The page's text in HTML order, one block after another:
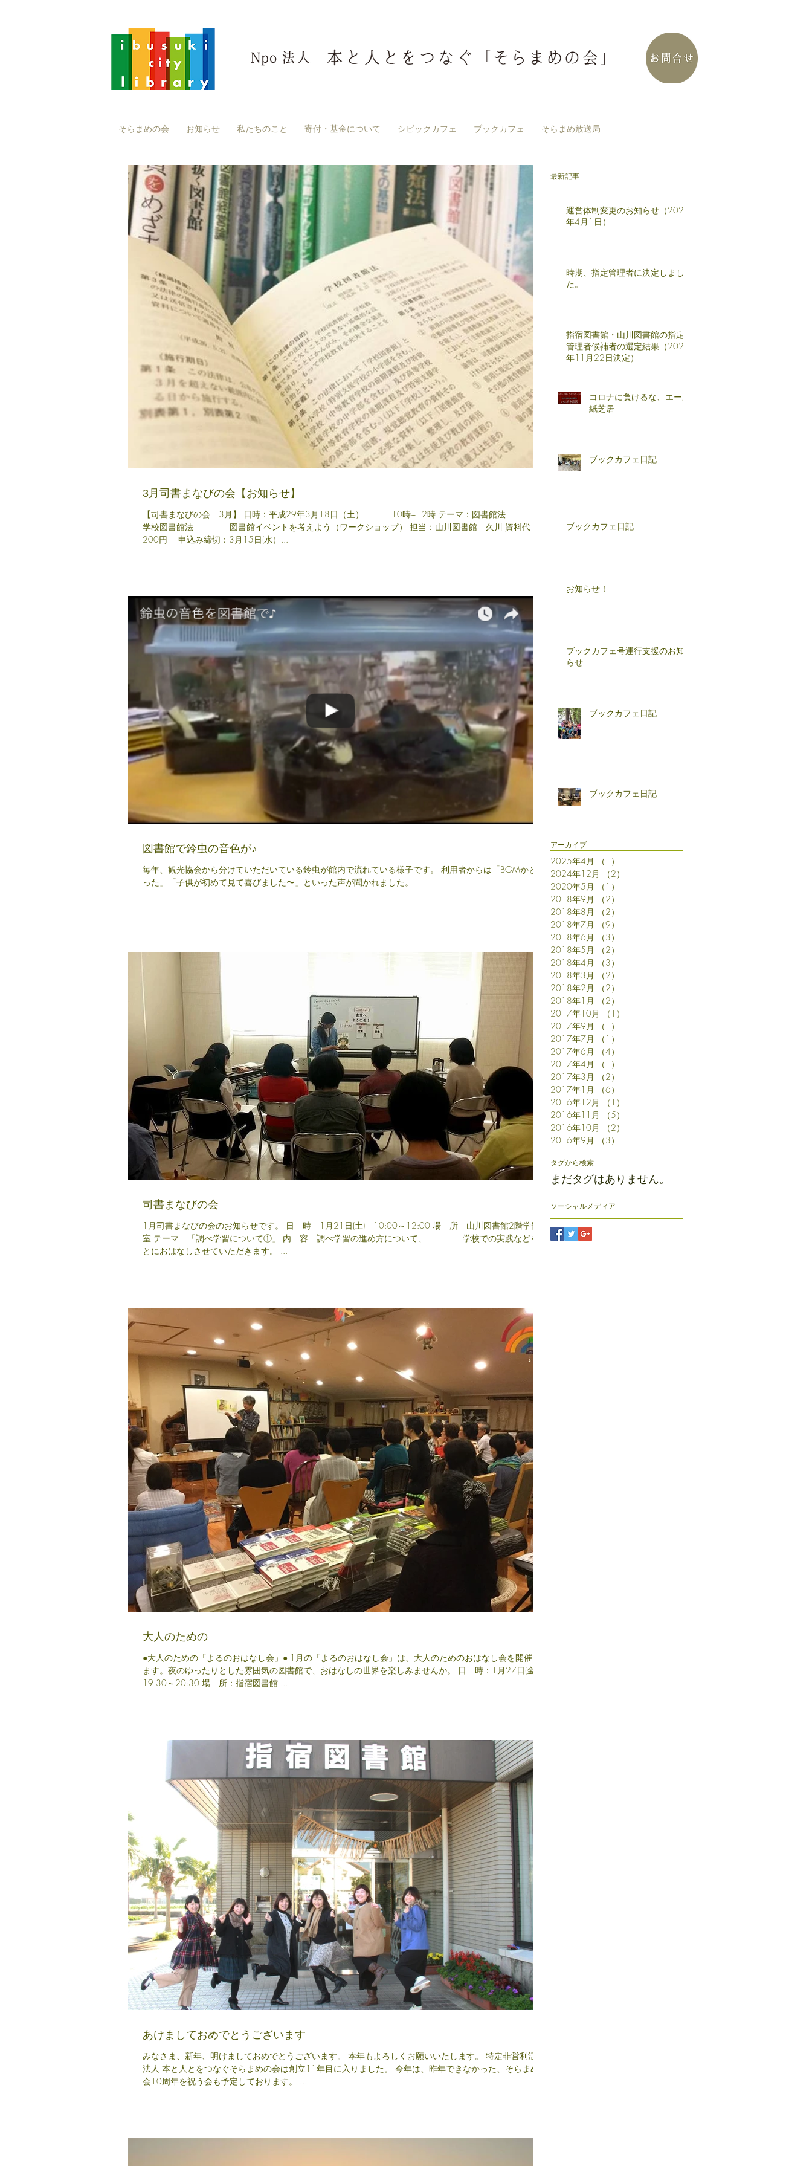
そらまめの会 お知らせ 私たちのこと 寄付・基金について シビックカフェ ブックカフェ そらまめ放送局
3月司書まなびの会【お知らせ】
【司書まなびの会 3月】 日時：平成29年3月18日（土） 10時~12時 テーマ：図書館法
学校図書館法 図書館イベントを考えよう（ワークショップ） 担当：山川図書館 久川 資料代：
200円 申込み締切：3月15日(水）...
図書館で鈴虫の音色が♪
毎年、観光協会から分けていただいている鈴虫が館内で流れている様子です。 利用者からは「BGMかと思
った」「子供が初めて見て喜びました〜」といった声が聞かれました。
司書まなびの会
1月司書まなびの会のお知らせです。 日 時 1月21日(土) 10:00～12:00 場 所 山川図書館2階学習
室 テーマ 「調べ学習について①」 内 容 調べ学習の進め方について、 学校での実践などをも
とにおはなしさせていただきます。 ...
大人のための
●大人のための「よるのおはなし会」● 1月の「よるのおはなし会」は、大人のためのおはなし会を開催し
ます。夜のゆったりとした雰囲気の図書館で、おはなしの世界を楽しみませんか。 日 時：1月27日(金)
19:30～20:30 場 所：指宿図書館 ...
あけましておめでとうございます
みなさま、新年、明けましておめでとうございます。 本年もよろしくお願いいたします。 特定非営利活動
法人 本と人とをつなぐそらまめの会は創立11年目に入りました。 今年は、昨年できなかった、そらまめの
会10周年を祝う会も予定しております。 ...
最新記事
運営体制変更のお知らせ（2025
年4月1日）
時期、指定管理者に決定しまし
た。
指宿図書館・山川図書館の指定
管理者候補者の選定結果（2024
年11月22日決定）
コロナに負けるな、エール
紙芝居
ブックカフェ日記
ブックカフェ日記
お知らせ！
ブックカフェ号運行支援のお知
らせ
ブックカフェ日記
ブックカフェ日記
アーカイブ
2025年4月 （1）
2024年12月
（2）
2020年5月
（1）
2018年9月
（2）
2018年8月
（2）
2018年7月
（9）
2018年6月
（3）
2018年5月
（2）
2018年4月
（3）
2018年3月
（2）
2018年2月
（2）
2018年1月
（2）
2017年10月
（1）
2017年9月
（1）
2017年7月
（1）
2017年6月
（4）
2017年4月
（1）
2017年3月
（2）
2017年1月
（6）
2016年12月
（1）
2016年11月
（5）
2016年10月
（2）
2016年9月
（3）
タグから検索
まだタグはありません。
ソーシャルメディア